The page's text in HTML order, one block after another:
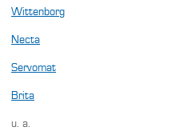
Wittenborg
Necta
Servomat
Brita
u. a.